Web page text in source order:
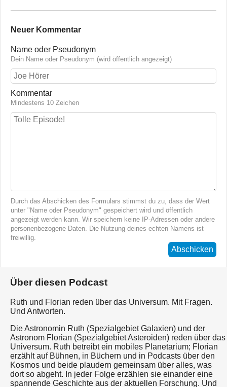
Neuer Kommentar
Name oder Pseudonym
Dein Name oder Pseudonym (wird öffentlich angezeigt)
Kommentar
Mindestens 10 Zeichen
Durch das Abschicken des Formulars stimmst du zu, dass der Wert
unter "Name oder Pseudonym" gespeichert wird und öffentlich
angezeigt werden kann. Wir speichern keine IP-Adressen oder andere
personenbezogene Daten. Die Nutzung deines echten Namens ist
freiwillig.
Abschicken
Über diesen Podcast
Ruth und Florian reden über das Universum. Mit Fragen.
Und Antworten.
Die Astronomin Ruth (Spezialgebiet Galaxien) und der
Astronom Florian (Spezialgebiet Asteroiden) reden über das
Universum. Ruth betreibt ein mobiles Planetarium; Florian
erzählt auf Bühnen, in Büchern und in Podcasts über den
Kosmos und beide plaudern gemeinsam über alles, was
dort so abgeht. In jeder Folge erzählen sie einander eine
spannende Geschichte aus der aktuellen Forschung. Und